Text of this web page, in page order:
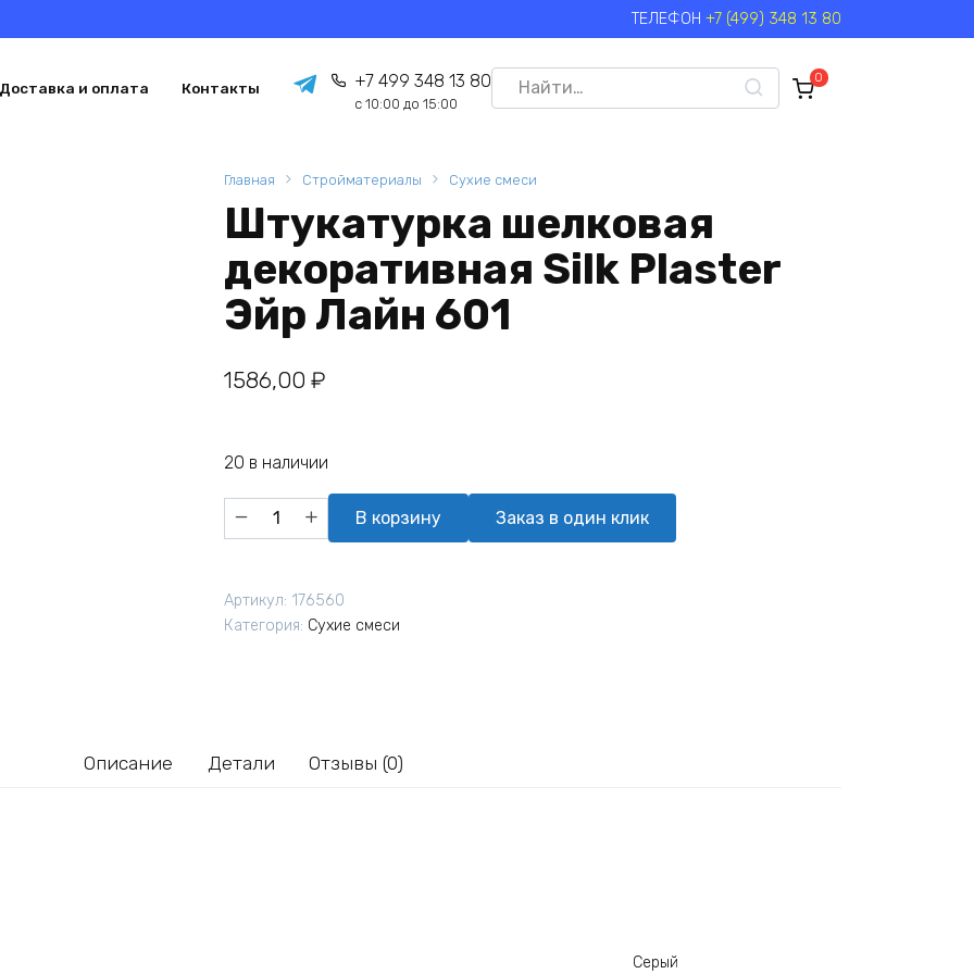
ТЕЛЕФОН +7 (499) 348 13 80
Доставка и оплата Контакты +7 499 348 13 80
с 10:00 до 15:00
Search
for:
0
Главная Стройматериалы Сухие смеси
Штукатурка шелковая
декоративная Silk Plaster
Эйр Лайн 601
1586,00 ₽
20 в наличии
Количество
товара
декоративная
В корзину Заказ в один клик
Артикул: 176560
Категория: Сухие смеси
Описание Детали Отзывы (0)
Серый